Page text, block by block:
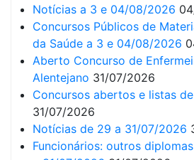
Notícias a 3 e 04/08/2026
Concursos Públicos de
da Saúde a 3 e 04/08/2026
Aberto Concurso de
Alentejano 31/07/2026
Concursos abertos e listas
31/07/2026
Notícias de 29 a 31/07/2026
Funcionários: outros